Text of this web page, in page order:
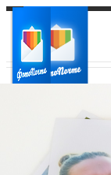
Ваш регион